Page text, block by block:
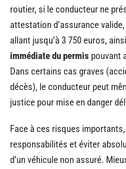
routier, si le conducteur ne
attestation d’assurance
allant jusqu’à 3 750 euros,
immédiate du permis pouvant
Dans certains cas graves
décès), le conducteur peut
justice pour mise en danger
Face à ces risques
responsabilités et éviter
d’un véhicule non assuré.